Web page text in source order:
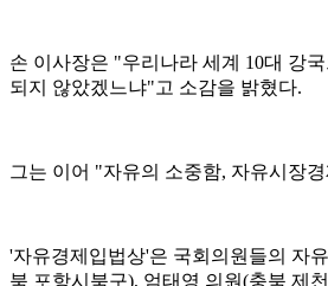
손 이사장은 "우리나라 세계 10대 강
되지 않았겠느냐"고 소감을 밝혔다.
그는 이어 "자유의 소중함, 자유시장
'자유경제입법상'은 국회의원들의 자
북 포항시북구), 엄태영 의원(충북 제